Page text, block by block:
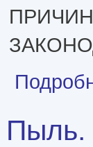
Пыль.